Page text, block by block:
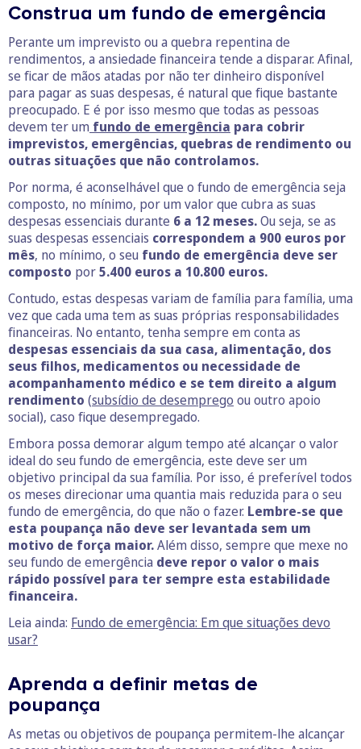
Construa um fundo de emergência
Perante um imprevisto ou a quebra repentina de
rendimentos, a ansiedade financeira tende a disparar. Afinal,
se ficar de mãos atadas por não ter dinheiro disponível
para pagar as suas despesas, é natural que fique bastante
preocupado. E é por isso mesmo que todas as pessoas
devem ter um fundo de emergência para cobrir
imprevistos, emergências, quebras de rendimento ou
outras situações que não controlamos.
Por norma, é aconselhável que o fundo de emergência seja
composto, no mínimo, por um valor que cubra as suas
despesas essenciais durante 6 a 12 meses.Ou seja, se as
suas despesas essenciais correspondem a 900 euros por
mês, no mínimo, o seu fundo de emergência deve ser
composto por5.400 euros a 10.800 euros.
Contudo, estas despesas variam de família para família, uma
vez que cada uma tem as suas próprias responsabilidades
financeiras. No entanto, tenha sempre em conta as
despesas essenciais da sua casa, alimentação, dos
seus filhos, medicamentos ou necessidade de
acompanhamento médico e se tem direito a algum
rendimento (subsídio de desemprego ou outro apoio
social), caso fique desempregado.
Embora possa demorar algum tempo até alcançar o valor
ideal do seu fundo de emergência, este deve ser um
objetivo principal da sua família. Por isso, é preferível todos
os meses direcionar uma quantia mais reduzida para o seu
fundo de emergência, do que não o fazer. Lembre-se que
esta poupança não deve ser levantada sem um
motivo de força maior.Além disso, sempre que mexe no
seu fundo de emergência deve repor o valor o mais
rápido possível para ter sempre esta estabilidade
financeira.
Leia ainda: Fundo de emergência: Em que situações devo
usar?
Aprenda a definir metas de
poupança
As metas ou objetivos de poupança permitem-lhe alcançar